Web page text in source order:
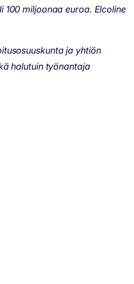
miljoonaa euroa. Elcoline
ja yhtiön
halutuin työnantaja